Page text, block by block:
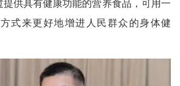
提供具有健康功能的营养食品，可用一
式来更好地增进人民群众的身体健